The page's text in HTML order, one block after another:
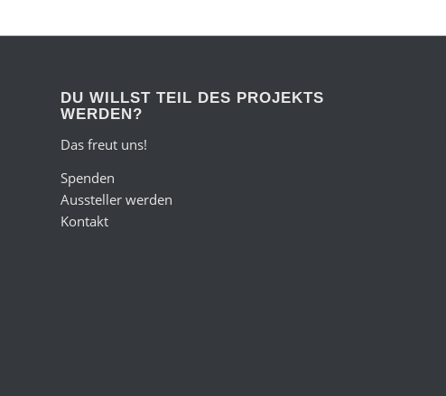
DU WILLST TEIL DES PROJEKTS
WERDEN?
Das freut uns!
Spenden
Aussteller werden
Kontakt